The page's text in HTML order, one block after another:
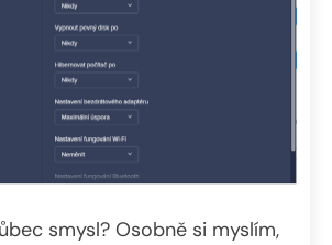
smysl? Osobně si myslím,